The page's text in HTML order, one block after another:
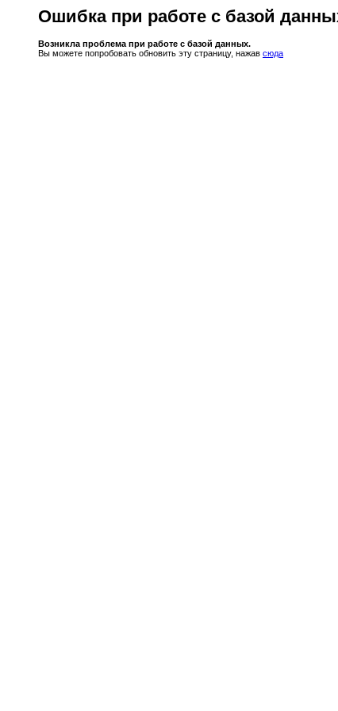
Ошибка при работе с базой
Возникла проблема при работе с базой данных.
Вы можете попробовать обновить эту страницу, нажав сюда